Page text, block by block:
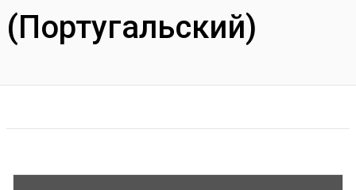
(Португальский)